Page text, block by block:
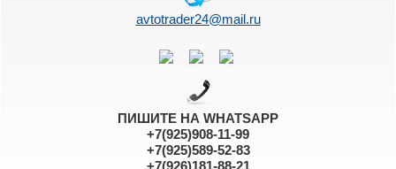
avtotrader24@mail.ru
ПИШИТЕ НА WHATSAPP
+7(925)908-11-99
+7(925)589-52-83